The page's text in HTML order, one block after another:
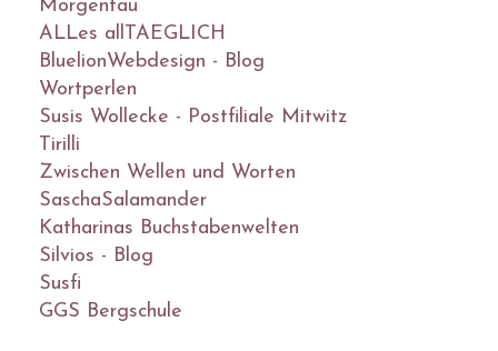
Morgentau
ALLes allTAEGLICH
BluelionWebdesign - Blog
Wortperlen
Susis Wollecke - Postfiliale Mitwitz
Tirilli
Zwischen Wellen und Worten
SaschaSalamander
Katharinas Buchstabenwelten
Silvios - Blog
Susfi
GGS Bergschule